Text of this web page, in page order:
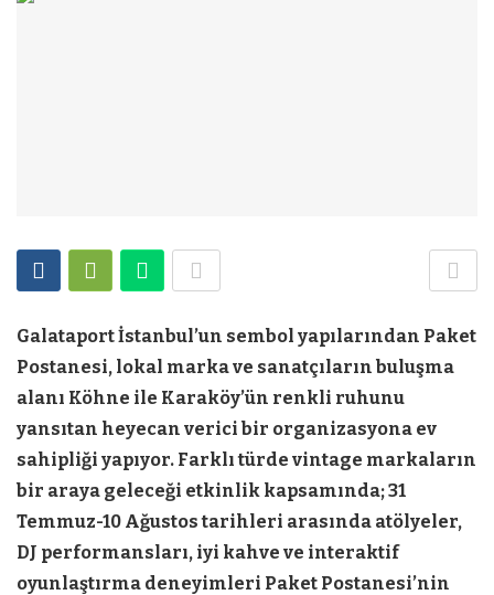
Galataport İstanbul’un sembol yapılarından Paket
Postanesi, lokal marka ve sanatçıların buluşma
alanı Köhne ile Karaköy’ün renkli ruhunu
yansıtan heyecan verici bir organizasyona ev
sahipliği yapıyor. Farklı türde vintage markaların
bir araya geleceği etkinlik kapsamında; 31
Temmuz-10 Ağustos tarihleri arasında atölyeler,
DJ performansları, iyi kahve ve interaktif
oyunlaştırma deneyimleri Paket Postanesi’nin